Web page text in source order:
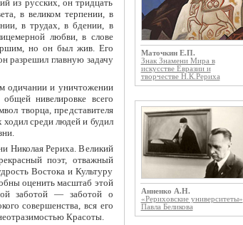
из русских, он тридцать
в великом терпении, в
в трудах, в бдении, в
любви, в слове
но он был жив. Его
разрешил главную задачу
одичании и уничтожении
нивелировке всего
творца, представителя
ходил среди людей и будил
Николая Рериха. Великий
поэт, отважный
Востока и Культуру
оценить масштаб этой
заботой — заботой о
совершенства, вся его
Красоты.
Маточкин Е.П.
Знак Знамени Мира в
искусстве Евразии и
творчестве Н.К.Рериха
Анненко А.Н.
«Рериховские университеты»
Павла Беликова